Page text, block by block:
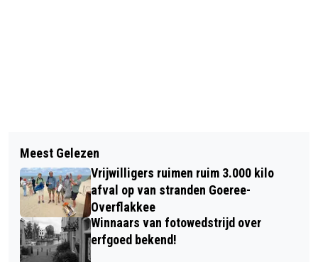
DINERACTIE VIA EILANDPAS LEVERT
€2.025 OP VOOR CHERITY RE-USE
LEERLINGEN RGO SPELEN
JAARLIJKSE MUSICAL IN JUNI
Meest Gelezen
Vrijwilligers ruimen ruim 3.000 kilo
afval op van stranden Goeree-
Overflakkee
Winnaars van fotowedstrijd over
erfgoed bekend!